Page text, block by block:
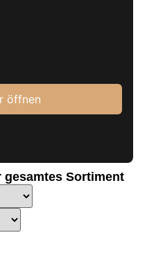
öffnen
Sortiment